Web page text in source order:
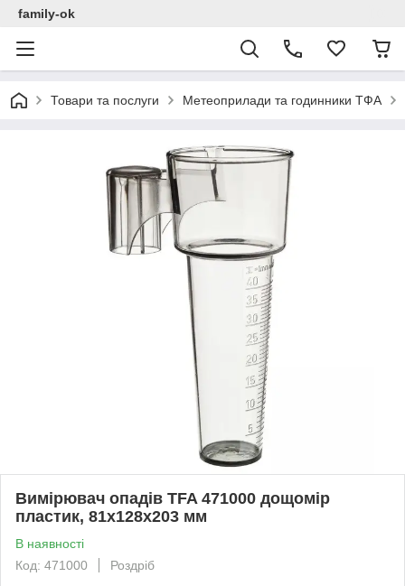
family-ok
Товари та послуги Метеоприлади та годинники ТФА
Вимірювач опадів TFA 471000 дощомір
пластик, 81x128x203 мм
В наявності
Код: 471000
Роздріб